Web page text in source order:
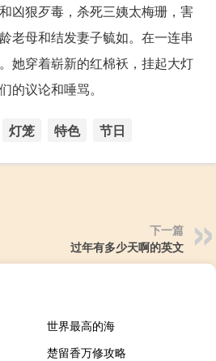
凶狠歹毒，杀死三姨太梅珊，害
老母和结发妻子毓如。在一连串
她穿着崭新的红棉袄，挂起大灯
的议论和唾骂。
灯笼 特色 节日
下一篇
过年有多少天啊的英文
世界最高的海
楚留香万修攻略